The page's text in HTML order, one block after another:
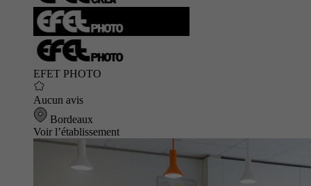
EFET PHOTO
Aucun avis
Bordeaux
Voir l’établissement